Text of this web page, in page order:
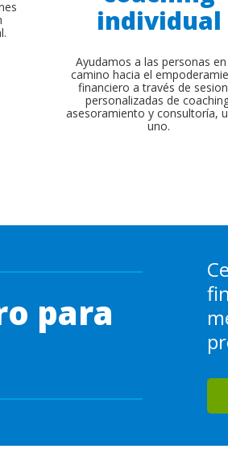
individual
Ayudamos a las personas
camino hacia el
financiero a través de
personalizadas de
asesoramiento y consultoría,
uno.
para